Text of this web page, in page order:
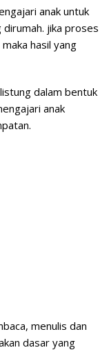
anak untuk
jika proses
hasil yang
dalam bentuk
anak
menulis dan
dasar yang